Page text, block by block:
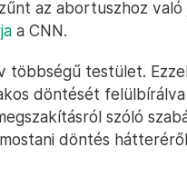
az abortuszhoz való
a CNN.
többségű testület.
döntését
szóló
döntés